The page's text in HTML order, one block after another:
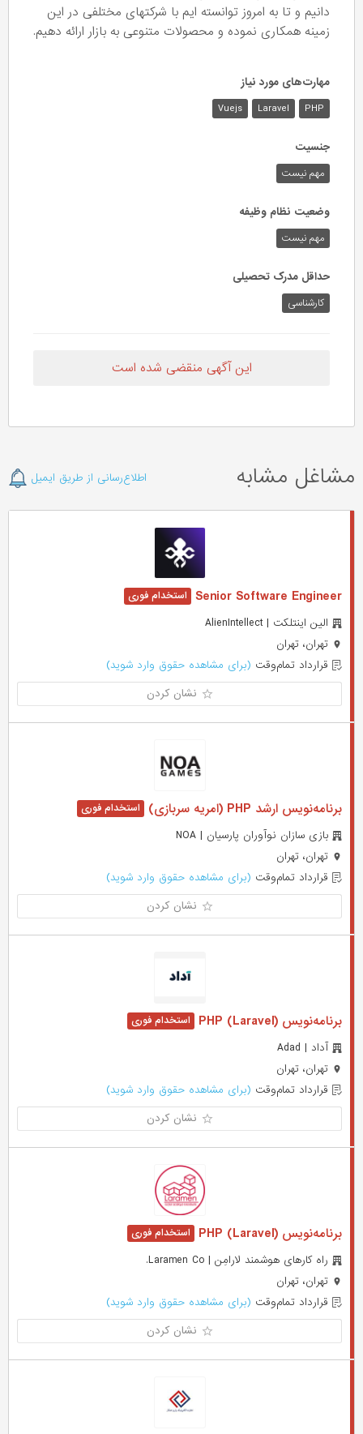
دانیم و تا به امروز توانسته ایم با شرکتهای مختلفی در این
زمینه همکاری نموده و محصولات متنوعی به بازار ارائه دهیم.
مهارت‌های مورد نیاز
PHP
Laravel
Vuejs
جنسیت
مهم نیست
وضعیت نظام وظیفه
مهم‌ نیست
حداقل مدرک تحصیلی
کارشناسی
این آگهی منقضی شده است
مشاغل مشابه اطلاع‌رسانی از طریق ایمیل
Senior Software Engineer
الین اینتلکت | AlienIntellect
تهران، تهران
قرارداد تمام‌وقت (برای مشاهده حقوق وارد شوید)
نشان کردن
برنامه‌نویس ارشد PHP (امریه سربازی)
بازی سازان نوآوران پارسیان | NOA
تهران، تهران
قرارداد تمام‌وقت (برای مشاهده حقوق وارد شوید)
نشان کردن
برنامه‌نویس (PHP (Laravel
آداد | Adad
تهران، تهران
قرارداد تمام‌وقت (برای مشاهده حقوق وارد شوید)
نشان کردن
برنامه‌نویس (PHP (Laravel
راه کارهای هوشمند لارامِن | Laramen Co.
تهران، تهران
قرارداد تمام‌وقت (برای مشاهده حقوق وارد شوید)
نشان کردن